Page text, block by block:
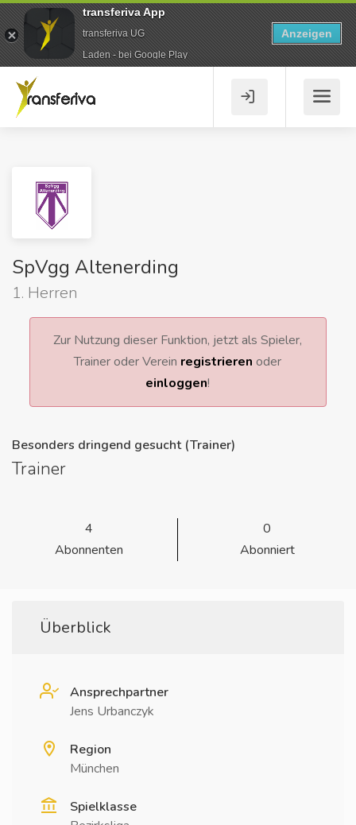
SpVgg Altenerding
1. Herren
Zur Nutzung dieser Funktion, jetzt als Spieler,
Trainer oder Verein registrieren oder
einloggen!
Besonders dringend gesucht (Trainer)
Trainer
4
Abonnenten
0
Abonniert
Überblick
Ansprechpartner
Jens Urbanczyk
Region
München
Spielklasse
transferiva App
transferiva UG
Laden - bei Google Play
Anzeigen